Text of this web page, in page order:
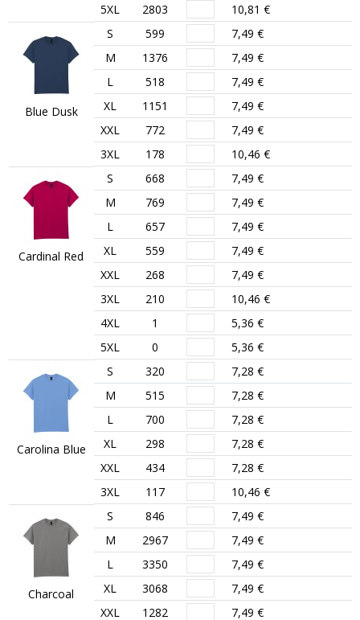
5XL 2803 10,81 €
Blue Dusk
S 599
7,49 €
M
1376
7,49 €
L
518
7,49 €
XL
1151
7,49 €
XXL
772
7,49 €
3XL
178 10,46 €
Cardinal Red
S 668
7,49 €
M
769
7,49 €
L
657
7,49 €
XL
559
7,49 €
XXL
268
7,49 €
3XL
210
10,46 €
4XL
1
5,36 €
5XL
0 5,36 €
Carolina Blue
S 320
7,28 €
M
515
7,28 €
L
700
7,28 €
XL
298
7,28 €
XXL
434
7,28 €
3XL
117 10,46 €
Charcoal
S 846
7,49 €
M
2967
7,49 €
L
3350
7,49 €
XL
3068
7,49 €
XXL
1282
7,49 €